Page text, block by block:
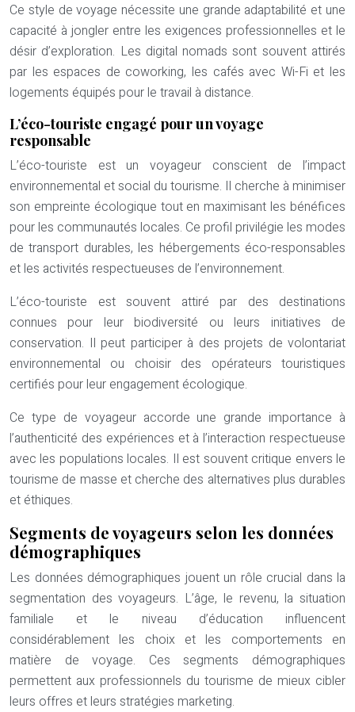
Ce style de voyage nécessite une grande adaptabilité et une
capacité à jongler entre les exigences professionnelles et le
désir d’exploration. Les digital nomads sont souvent attirés
par les espaces de coworking, les cafés avec Wi-Fi et les
logements équipés pour le travail à distance.
L’éco-touriste engagé pour un voyage
responsable
L’éco-touriste est un voyageur conscient de l’impact
environnemental et social du tourisme. Il cherche à minimiser
son empreinte écologique tout en maximisant les bénéfices
pour les communautés locales. Ce profil privilégie les modes
de transport durables, les hébergements éco-responsables
et les activités respectueuses de l’environnement.
L’éco-touriste est souvent attiré par des destinations
connues pour leur biodiversité ou leurs initiatives de
conservation. Il peut participer à des projets de volontariat
environnemental ou choisir des opérateurs touristiques
certifiés pour leur engagement écologique.
Ce type de voyageur accorde une grande importance à
l’authenticité des expériences et à l’interaction respectueuse
avec les populations locales. Il est souvent critique envers le
tourisme de masse et cherche des alternatives plus durables
et éthiques.
Segments de voyageurs selon les données
démographiques
Les données démographiques jouent un rôle crucial dans la
segmentation des voyageurs. L’âge, le revenu, la situation
familiale et le niveau d’éducation influencent
considérablement les choix et les comportements en
matière de voyage. Ces segments démographiques
permettent aux professionnels du tourisme de mieux cibler
leurs offres et leurs stratégies marketing.